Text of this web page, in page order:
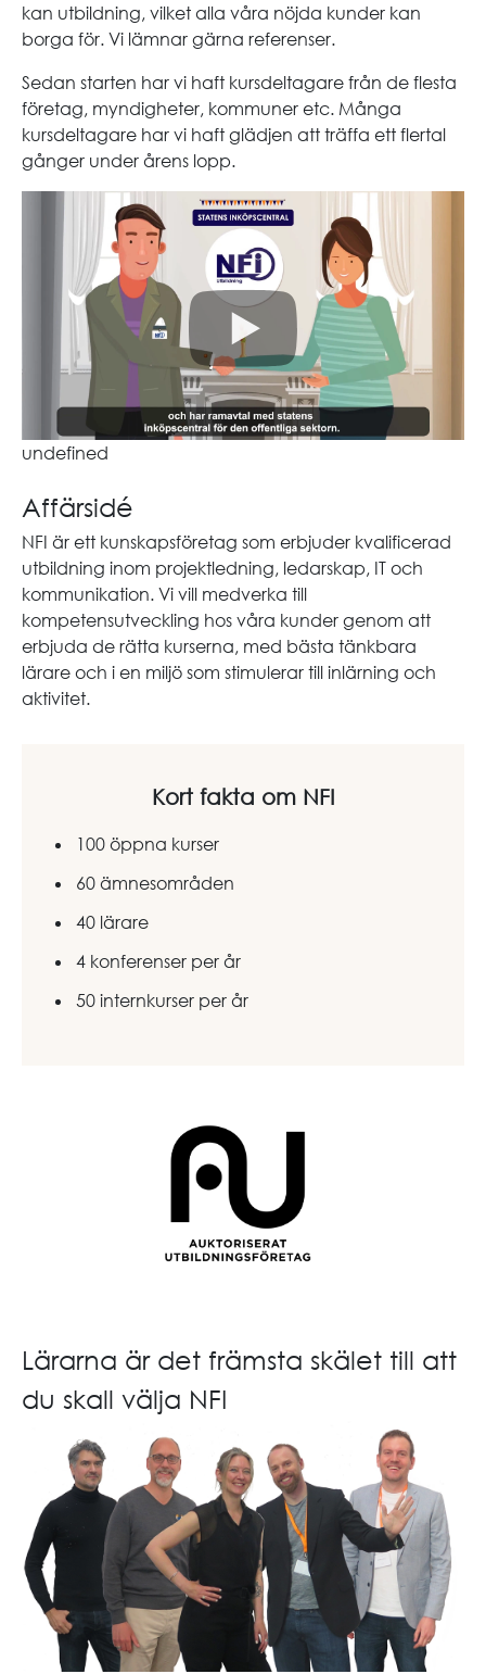
kan utbildning, vilket alla våra nöjda kunder kan
borga för. Vi lämnar gärna referenser.
Sedan starten har vi haft kursdeltagare från de flesta
företag, myndigheter, kommuner etc. Många
kursdeltagare har vi haft glädjen att träffa ett flertal
gånger under årens lopp.
undefined
Affärsidé
NFI är ett kunskapsföretag som erbjuder kvalificerad
utbildning inom projektledning, ledarskap, IT och
kommunikation. Vi vill medverka till
kompetensutveckling hos våra kunder genom att
erbjuda de rätta kurserna, med bästa tänkbara
lärare och i en miljö som stimulerar till inlärning och
aktivitet.
Kort fakta om NFI
100 öppna kurser
60 ämnesområden
40 lärare
4 konferenser per år
50 internkurser per år
Lärarna är det främsta skälet till att
du skall välja NFI